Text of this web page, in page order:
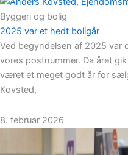
Byggeri og bolig
2025 var et hedt boligår
Ved begyndelsen af 2025 var
vores postnummer. Da året
været et meget godt år for
Kovsted,
8. februar 2026